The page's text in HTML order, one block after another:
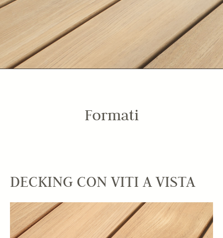
Formati
DECKING CON VITI A VISTA